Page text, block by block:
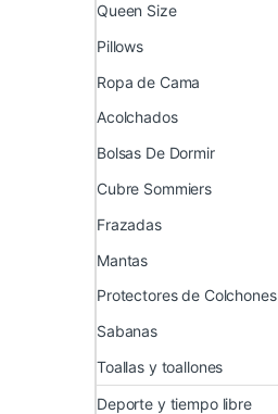
Queen Size
Pillows
Ropa de Cama
Acolchados
Bolsas De Dormir
Cubre Sommiers
Frazadas
Mantas
Protectores de Colchones
Sabanas
Toallas y toallones
Deporte y tiempo libre